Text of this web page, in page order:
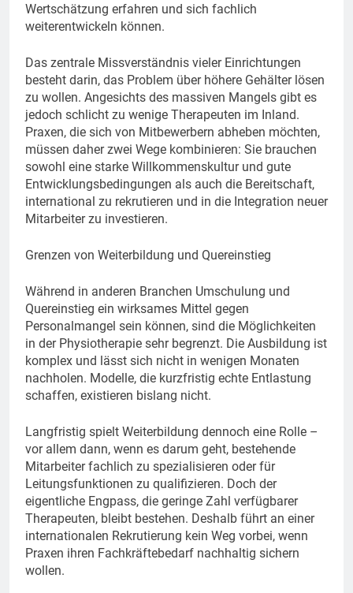
Wertschätzung erfahren und sich fachlich
weiterentwickeln können.
Das zentrale Missverständnis vieler Einrichtungen
besteht darin, das Problem über höhere Gehälter lösen
zu wollen. Angesichts des massiven Mangels gibt es
jedoch schlicht zu wenige Therapeuten im Inland.
Praxen, die sich von Mitbewerbern abheben möchten,
müssen daher zwei Wege kombinieren: Sie brauchen
sowohl eine starke Willkommenskultur und gute
Entwicklungsbedingungen als auch die Bereitschaft,
international zu rekrutieren und in die Integration neuer
Mitarbeiter zu investieren.
Grenzen von Weiterbildung und Quereinstieg
Während in anderen Branchen Umschulung und
Quereinstieg ein wirksames Mittel gegen
Personalmangel sein können, sind die Möglichkeiten
in der Physiotherapie sehr begrenzt. Die Ausbildung ist
komplex und lässt sich nicht in wenigen Monaten
nachholen. Modelle, die kurzfristig echte Entlastung
schaffen, existieren bislang nicht.
Langfristig spielt Weiterbildung dennoch eine Rolle –
vor allem dann, wenn es darum geht, bestehende
Mitarbeiter fachlich zu spezialisieren oder für
Leitungsfunktionen zu qualifizieren. Doch der
eigentliche Engpass, die geringe Zahl verfügbarer
Therapeuten, bleibt bestehen. Deshalb führt an einer
internationalen Rekrutierung kein Weg vorbei, wenn
Praxen ihren Fachkräftebedarf nachhaltig sichern
wollen.